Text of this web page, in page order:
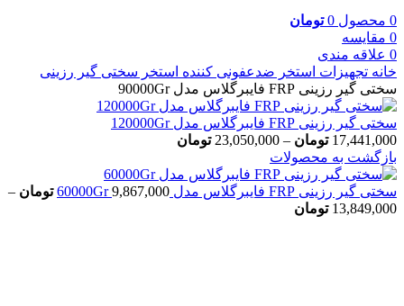
0 محصول 0 تومان
0 مقایسه
0 علاقه مندی
خانه تجهیزات استخر ضدعفونی کننده استخر سختی گیر رزینی
سختی گیر رزینی FRP فایبرگلاس مدل 90000Gr
سختی گیر رزینی FRP فایبرگلاس مدل 120000Gr
17,441,000 تومان –
23,050,000 تومان
بازگشت به محصولات
سختی گیر رزینی FRP فایبرگلاس مدل 60000Gr 9,867,000 تومان –
13,849,000 تومان